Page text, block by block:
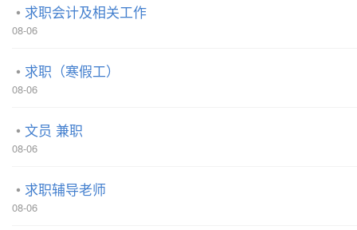
求职会计及相关工作
08-06
求职（寒假工）
08-06
文员 兼职
08-06
求职辅导老师
08-06